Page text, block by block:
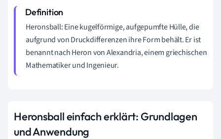
Heronsball: Eine kugelförmige, aufgepumfte Hülle, die
aufgrund von Druckdifferenzen ihre Form behält. Er ist
benannt nach Heron von Alexandria, einem griechischen
Mathematiker und Ingenieur.
Heronsball einfach erklärt: Grundlagen
und Anwendung